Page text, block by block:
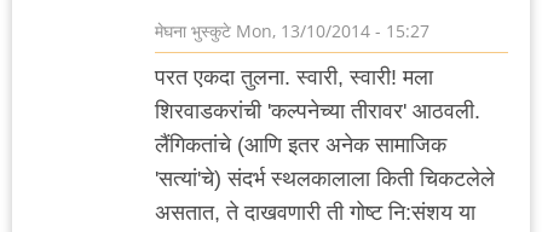
मेघना भुस्कुटे Mon, 13/10/2014 - 15:27
परत एकदा तुलना. स्वारी, स्वारी! मला
शिरवाडकरांची 'कल्पनेच्या तीरावर' आठवली.
लैंगिकतांचे (आणि इतर अनेक सामाजिक
'सत्यां'चे) संदर्भ स्थलकालाला किती चिकटलेले
असतात, ते दाखवणारी ती गोष्ट नि:संशय या